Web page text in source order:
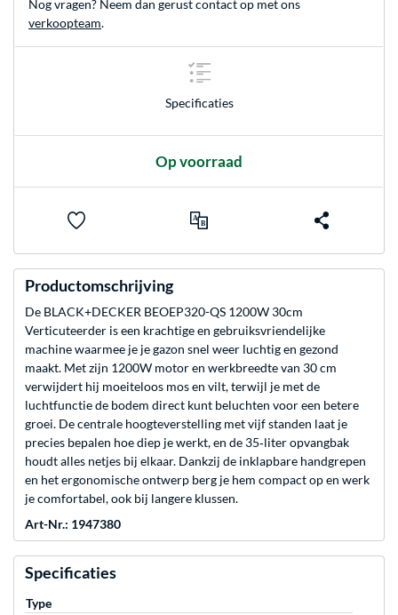
Nog vragen? Neem dan gerust contact op met ons
verkoopteam.
Specificaties
Op voorraad
Productomschrijving
De BLACK+DECKER BEOEP320-QS 1200W 30cm
Verticuteerder is een krachtige en gebruiksvriendelijke
machine waarmee je je gazon snel weer luchtig en gezond
maakt. Met zijn 1200W motor en werkbreedte van 30 cm
verwijdert hij moeiteloos mos en vilt, terwijl je met de
luchtfunctie de bodem direct kunt beluchten voor een betere
groei. De centrale hoogteverstelling met vijf standen laat je
precies bepalen hoe diep je werkt, en de 35‑liter opvangbak
houdt alles netjes bij elkaar. Dankzij de inklapbare handgrepen
en het ergonomische ontwerp berg je hem compact op en werk
je comfortabel, ook bij langere klussen.
Art-Nr.: 1947380
Specificaties
Type